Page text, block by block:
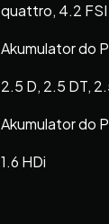
quattro, 4.2
Akumulator do
2.5 D, 2.5 DT,
Akumulator do
1.6 HDi